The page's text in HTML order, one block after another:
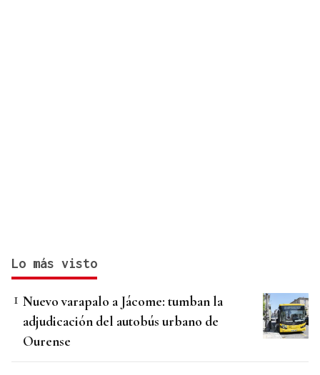
Lo más visto
Nuevo varapalo a Jácome: tumban la
adjudicación del autobús urbano de
Ourense